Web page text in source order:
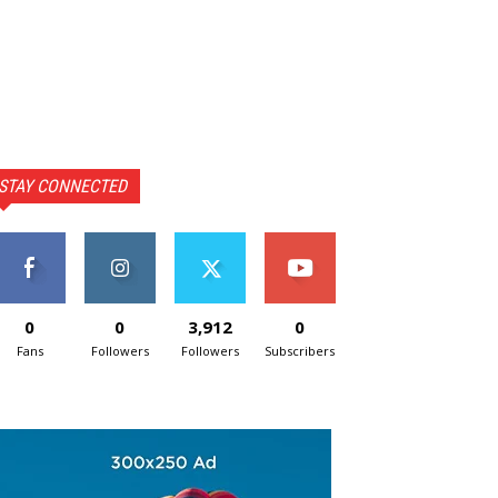
CONNECTED
0
Fans
0
Followers
3,912
Followers
0
Subscribers